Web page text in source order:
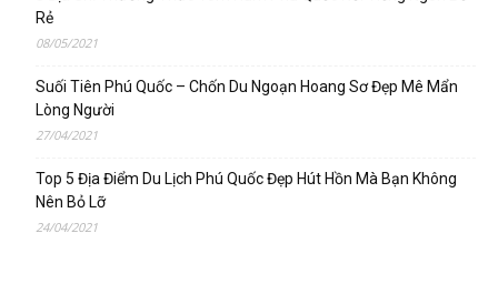
Rẻ
08/05/2021
Suối Tiên Phú Quốc – Chốn Du Ngoạn Hoang Sơ Đẹp Mê Mẩn
Lòng Người
27/04/2021
Top 5 Địa Điểm Du Lịch Phú Quốc Đẹp Hút Hồn Mà Bạn Không
Nên Bỏ Lỡ
24/04/2021